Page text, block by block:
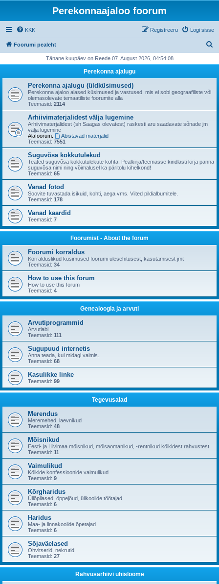
Perekonnaajaloo foorum
KKK Logi sisse
Registreeru
Foorumi pealeht
i
Tänane kuupäev on Reede 07. August 2026, 04:54:08
Perekonna ajalugu
Perekonna ajalugu (üldküsimused)
Perekonna ajaloo alased küsimused ja vastused, mis ei sobi geograafiliste või
olemasolevate temaatiliste foorumite alla
Teemasid: 2114
Arhiivimaterjalidest välja lugemine
Arhiivimaterjalidest (sh Saagas olevatest) raskesti aru saadavate sõnade jm
välja lugemine
Alafoorum:
Abistavad materjalid
Teemasid: 7551
Suguvõsa kokkutulekud
Teated suguvõsa kokkutulekute kohta. Pealkirja/teemasse kindlasti kirja panna
suguvõsa nimi ning võimalusel ka päritolu kihelkond!
Teemasid: 65
Vanad fotod
Soovite tuvastada isikuid, kohti, aega vms. Viited pildialbumitele.
Teemasid: 178
Vanad kaardid
Teemasid: 7
Foorumist - About the forum
Foorumi korraldus
Korralduslikud küsimused foorumi ülesehitusest, kasutamisest jmt
Teemasid: 34
How to use this forum
How to use this forum
Teemasid: 4
Genealoogia ja arvuti
Arvutiprogrammid
Arvutiabi
Teemasid: 111
Sugupuud internetis
Anna teada, kui midagi valmis.
Teemasid: 68
Kasulikke linke
Teemasid: 99
Tegevusalad
Merendus
Meremehed, laevnikud
Teemasid: 48
Mõisnikud
Eesti- ja Liivimaa mõisnikud, mõisaomanikud, -rentnikud kõikidest rahvustest
Teemasid: 11
Vaimulikud
Kõikide konfessioonide vaimulikud
Teemasid: 9
Kõrgharidus
Üliõpilased, õppejõud, ülikoolide töötajad
Teemasid: 6
Haridus
Maa- ja linnakoolide õpetajad
Teemasid: 6
Sõjaväelased
Ohvitserid, nekrutid
Teemasid: 27
Rahvusarhiivi ühisloome